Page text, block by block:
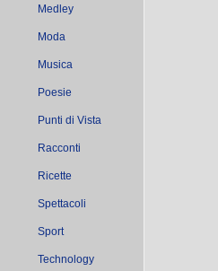
Medley
Moda
Musica
Poesie
Punti di Vista
Racconti
Ricette
Spettacoli
Sport
Technology